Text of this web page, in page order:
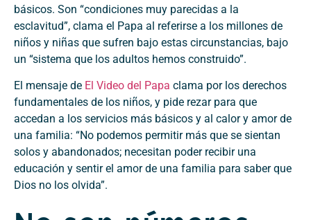
básicos. Son “condiciones muy parecidas a la
esclavitud”, clama el Papa al referirse a los millones de
niños y niñas que sufren bajo estas circunstancias, bajo
un “sistema que los adultos hemos construido”.
El mensaje de El Video del Papa clama por los derechos
fundamentales de los niños, y pide rezar para que
accedan a los servicios más básicos y al calor y amor de
una familia: “No podemos permitir más que se sientan
solos y abandonados; necesitan poder recibir una
educación y sentir el amor de una familia para saber que
Dios no los olvida”.